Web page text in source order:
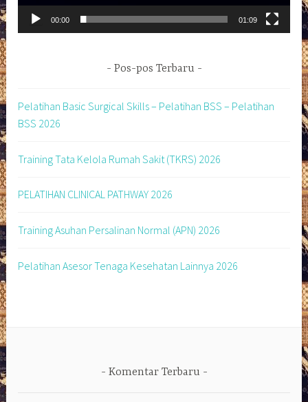
00:00 01:09
Pos-pos Terbaru
Pelatihan Basic Surgical Skills – Pelatihan BSS – Pelatihan
BSS 2026
Training Tata Kelola Rumah Sakit (TKRS) 2026
PELATIHAN CLINICAL PATHWAY 2026
Training Asuhan Persalinan Normal (APN) 2026
Pelatihan Asesor Tenaga Kesehatan Lainnya 2026
Komentar Terbaru